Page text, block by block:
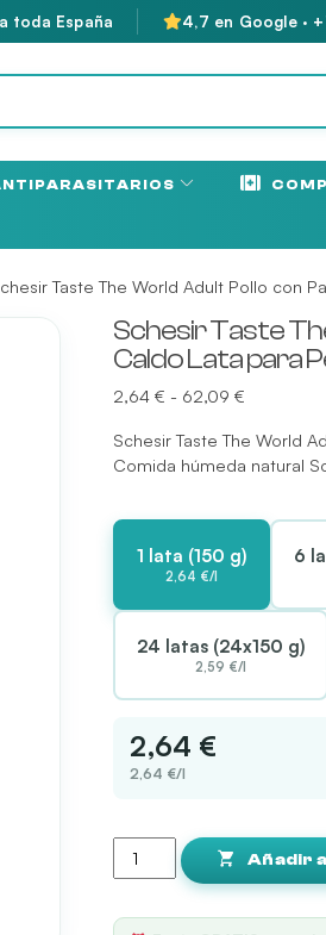
toda España 4,7 en Google ·
Taste The World Adult Pollo con
Schesir Taste
Caldo Lata para
2,64€ - 62,09€
precios:
desde
hasta
62,09 €
Schesir Taste The World
Comida húmeda natural
1 lata (150 g)
2,64 €/l
6
24 latas (24x150 g)
2,59 €/l
2,64 €
2,64 €/l
Taste
The
Añadir